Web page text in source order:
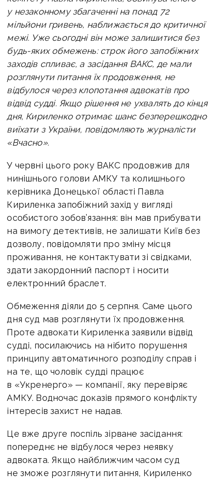
у незаконному збагаченні на понад 72
мільйони гривень, наближається до критичної
межі. Уже сьогодні він може залишитися без
будь-яких обмежень: строк його запобіжних
заходів спливає, а засідання ВАКС, де мали
розглянути питання їх продовження, не
відбулося через клопотання адвокатів про
відвід судді. Якщо рішення не ухвалять до кінця
дня, Кириленко отримає шанс безперешкодно
виїхати з України, повідомляють журналісти
«Вчасно».
У червні цього року ВАКС продовжив для
нинішнього голови АМКУ та колишнього
керівника Донецької області Павла
Кириленка запобіжний захід у вигляді
особистого зобов’язання: він мав прибувати
на вимогу детективів, не залишати Київ без
дозволу, повідомляти про зміну місця
проживання, не контактувати зі свідками,
здати закордонний паспорт і носити
електронний браслет.
Обмеження діяли до 5 серпня. Саме цього
дня суд мав розглянути їх продовження.
Проте адвокати Кириленка заявили відвід
судді, посилаючись на нібито порушення
принципу автоматичного розподілу справ і
на те, що чоловік судді працює
в «Укренерго» — компанії, яку перевіряє
АМКУ. Водночас доказів прямого конфлікту
інтересів захист не надав.
Це вже друге поспіль зірване засідання:
попереднє не відбулося через неявку
адвоката. Якщо найближчим часом суд
не зможе розглянути питання, Кириленко